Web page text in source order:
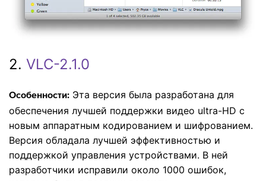
2. VLC-2.1.0
Особенности: Эта версия была разработана для
обеспечения лучшей поддержки видео ultra-HD с
новым аппаратным кодированием и шифрованием.
Версия обладала лучшей эффективностью и
поддержкой управления устройствами. В ней
разработчики исправили около 1000 ошибок,